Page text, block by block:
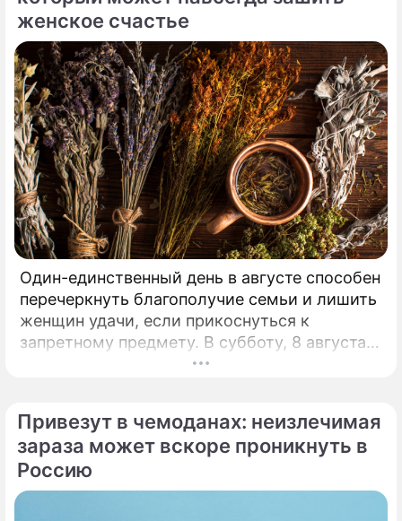
женское счастье
Один-единственный день в августе способен
перечеркнуть благополучие семьи и лишить
женщин удачи, если прикоснуться к
запретному предмету. В субботу, 8 августа,
православная церковь молитвенно чтит
Никомидийских.
Привезут в чемоданах: неизлечимая
зараза может вскоре проникнуть в
Россию